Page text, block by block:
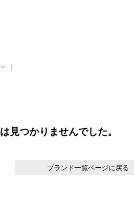
見つかりませんでした。
ブランド一覧ページに戻る